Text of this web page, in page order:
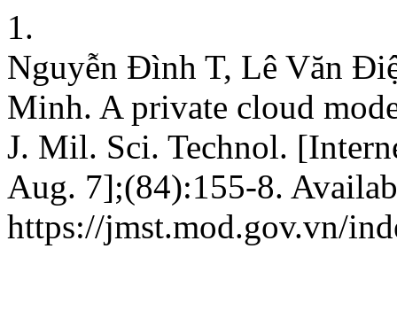
1.
Nguyễn Đình T, Lê Văn
Minh. A private cloud
J. Mil. Sci. Technol.
Aug. 7];(84):155-8.
https://jmst.mod.gov.vn/